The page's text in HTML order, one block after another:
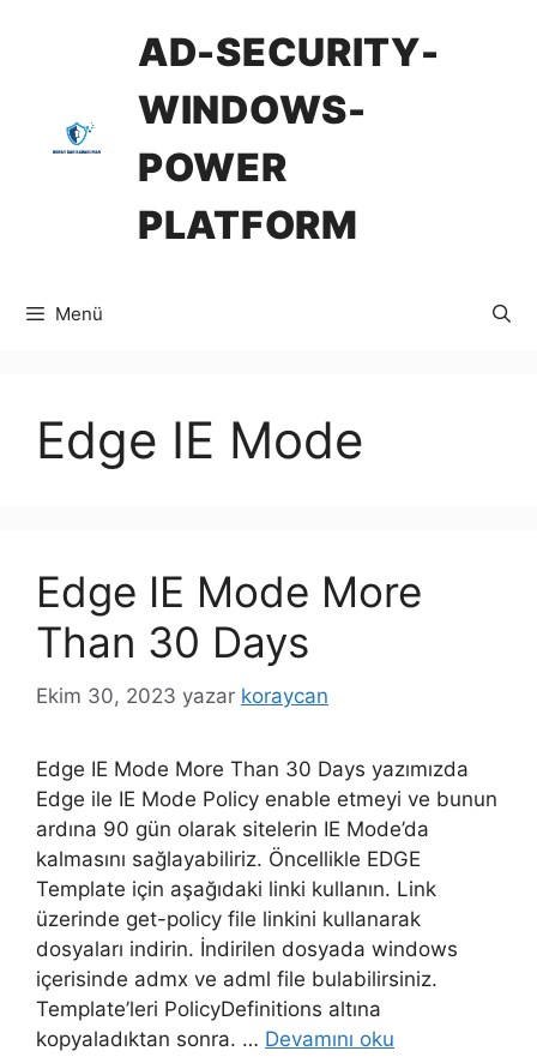
AD-SECURITY-
WINDOWS-
POWER
PLATFORM
Menü
Edge IE Mode
Edge IE Mode More
Than 30 Days
Ekim 30, 2023 yazar koraycan
Edge IE Mode More Than 30 Days yazımızda
Edge ile IE Mode Policy enable etmeyi ve bunun
ardına 90 gün olarak sitelerin IE Mode’da
kalmasını sağlayabiliriz. Öncellikle EDGE
Template için aşağıdaki linki kullanın. Link
üzerinde get-policy file linkini kullanarak
dosyaları indirin. İndirilen dosyada windows
içerisinde admx ve adml file bulabilirsiniz.
Template’leri PolicyDefinitions altına
kopyaladıktan sonra. … Devamını oku